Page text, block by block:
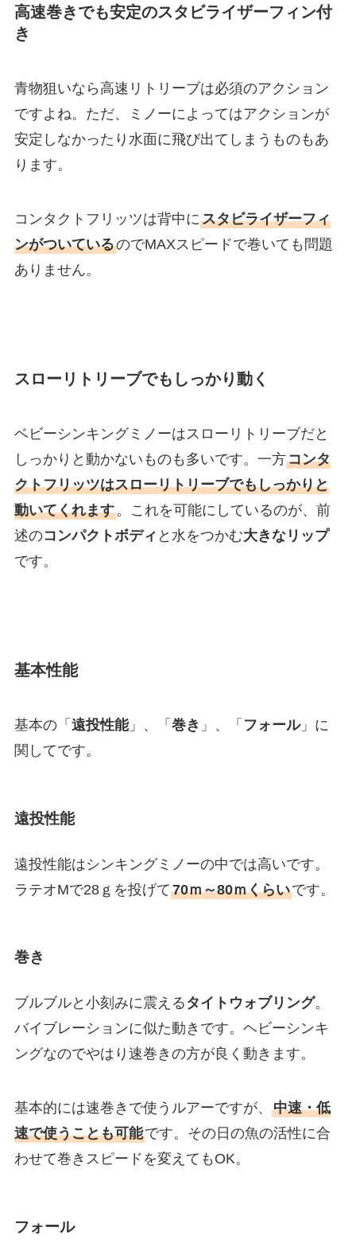
高速巻きでも安定のスタビライザーフィン付
き
青物狙いなら高速リトリーブは必須のアクション
ですよね。ただ、ミノーによってはアクションが
安定しなかったり水面に飛び出てしまうものもあ
ります。
コンタクトフリッツは背中にスタビライザーフィ
ンがついているのでMAXスピードで巻いても問題
ありません。
スローリトリーブでもしっかり動く
ベビーシンキングミノーはスローリトリーブだと
しっかりと動かないものも多いです。一方コンタ
クトフリッツはスローリトリーブでもしっかりと
動いてくれます。これを可能にしているのが、前
述のコンパクトボディ と水をつかむ大きなリップ
です。
基本性能
基本の「 遠投性能」、「 巻き 」、「 フォール」に
関してです。
遠投性能
遠投性能はシンキングミノーの中では高いです。
ラテオMで28ｇを投げて70ｍ～80ｍくらいです。
巻き
ブルブルと小刻みに震える タイトウォブリング。
バイブレーションに似た動きです。ヘビーシンキ
ングなのでやはり速巻きの方が良く動きます。
基本的には速巻きで使うルアーですが、 中速・低
速で使うことも可能です。その日の魚の活性に合
わせて巻きスピードを変えてもOK。
フォール